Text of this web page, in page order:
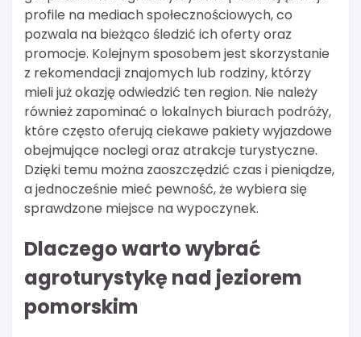
profile na mediach społecznościowych, co
pozwala na bieżąco śledzić ich oferty oraz
promocje. Kolejnym sposobem jest skorzystanie
z rekomendacji znajomych lub rodziny, którzy
mieli już okazję odwiedzić ten region. Nie należy
również zapominać o lokalnych biurach podróży,
które często oferują ciekawe pakiety wyjazdowe
obejmujące noclegi oraz atrakcje turystyczne.
Dzięki temu można zaoszczędzić czas i pieniądze,
a jednocześnie mieć pewność, że wybiera się
sprawdzone miejsce na wypoczynek.
Dlaczego warto wybrać
agroturystykę nad jeziorem
pomorskim